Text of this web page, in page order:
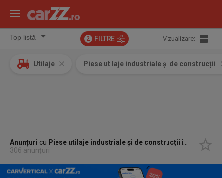
2 FILTRE Vizualizare:
Utilaje Piese utilaje industriale și de construcții
Anunțuri cu Piese utilaje industriale și de construcțiiîn
Tecuci,
306 anunțuri